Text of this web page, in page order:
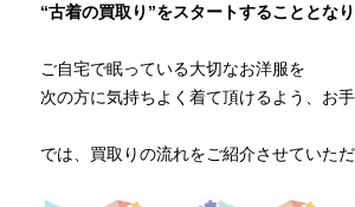
“古着の買取り”をスタートすることとなり
ご自宅で眠っている大切なお洋服を
次の方に気持ちよく着て頂けるよう、お
では、買取りの流れをご紹介させていた